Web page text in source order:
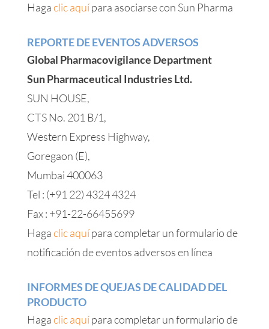
Hagaclic aquípara asociarse con Sun Pharma
REPORTE DE EVENTOS ADVERSOS
Global Pharmacovigilance Department
Sun Pharmaceutical Industries Ltd.
SUN HOUSE,
CTS No. 201 B/1,
Western Express Highway,
Goregaon (E),
Mumbai 400063
Tel : (+91 22) 4324 4324
Fax : +91-22-66455699
Hagaclic aquípara completar un formulario de
notificación de eventos adversos en línea
INFORMES DE QUEJAS DE CALIDAD DEL
PRODUCTO
Hagaclic aquípara completar un formulario de